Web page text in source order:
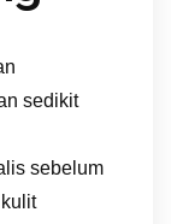
sedikit
sebelum